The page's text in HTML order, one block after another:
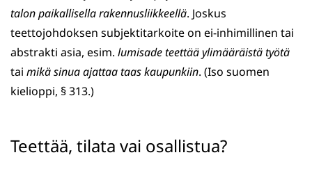
talon paikallisella rakennusliikkeellä. Joskus
teettojohdoksen subjektitarkoite on ei-inhimillinen tai
abstrakti asia, esim. lumisade teettää ylimääräistä työtä
tai mikä sinua ajattaa taas kaupunkiin. (Iso suomen
kielioppi, § 313.)
Teettää, tilata vai osallistua?